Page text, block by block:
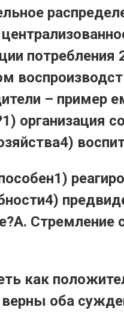
– пример
организация
Стремление
как
оба